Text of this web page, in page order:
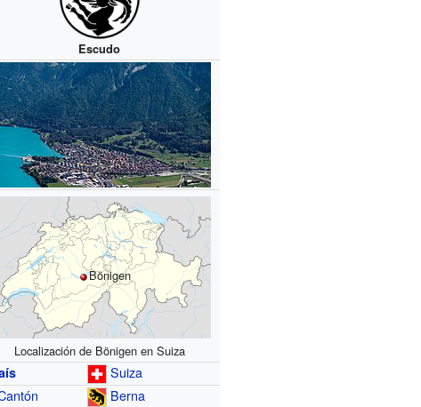
Escudo
Bönigen
Localización de Bönigen en Suiza
Suiza
Berna